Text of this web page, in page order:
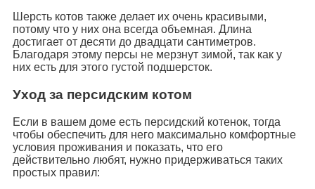
Шерсть котов также делает их очень красивыми,
потому что у них она всегда объемная. Длина
достигает от десяти до двадцати сантиметров.
Благодаря этому персы не мерзнут зимой, так как у
них есть для этого густой подшерсток.
Уход за персидским котом
Если в вашем доме есть персидский котенок, тогда
чтобы обеспечить для него максимально комфортные
условия проживания и показать, что его
действительно любят, нужно придерживаться таких
простых правил: